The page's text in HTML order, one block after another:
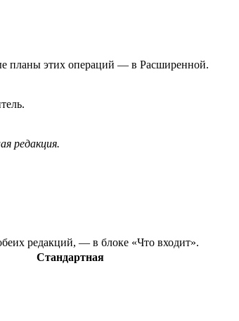
планы этих операций — в Расширенной.
редакция.
редакций, — в блоке «Что входит».
Стандартная